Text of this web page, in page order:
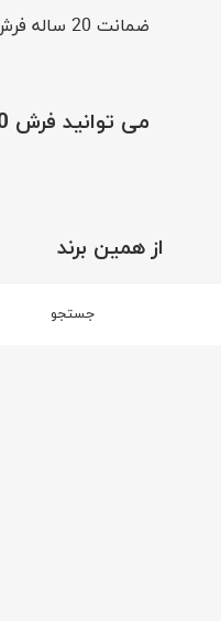
ضمانت 20 ساله فرش یلدای کویر کاشان
می توانید فرش 1500 شانه طرح شهرناز
از همین برند
جستجو